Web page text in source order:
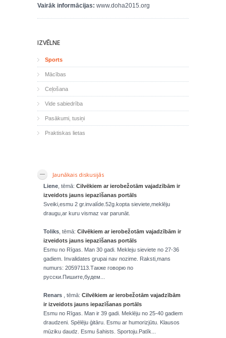
Vairāk informācijas: www.doha2015.org
IZVĒLNE
Sports
Mācības
Ceļošana
Vide sabiedrība
Pasākumi, tusiņi
Praktiskas lietas
Jaunākais diskusijās
Liene , tēmā: Cilvēkiem ar ierobežotām vajadzībām ir
izveidots jauns iepazīšanas portāls
Sveiki,esmu 2 gr.invalíde.52g.kopta sieviete,meklēju
draugu,ar kuru vismaz var parunāt.
Toliks , tēmā: Cilvēkiem ar ierobežotām vajadzībām ir
izveidots jauns iepazīšanas portāls
Esmu no Rīgas. Man 30 gadi. Mekleju sieviete no 27-36
gadiem. Invalidates grupai nav nozime. Raksti,mans
numurs: 20597113.Также говорю по
русски.Пишите,будем...
Renars , tēmā: Cilvēkiem ar ierobežotām vajadzībām
ir izveidots jauns iepazīšanas portāls
Esmu no Rīgas. Man ir 39 gadi. Meklēju no 25-40 gadiem
draudzeni. Spēlēju ģitāru. Esmu ar humorizjūtu. Klausos
mūziku daudz. Esmu šahists. Sportoju.Patīk...